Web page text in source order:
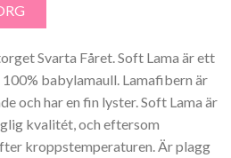
Svarta Fåret. Soft Lama är ett
babylamaull. Lamafibern är
och har en fin lyster. Soft Lama är
kvalitét, och eftersom
kroppstemperaturen. Är plagg